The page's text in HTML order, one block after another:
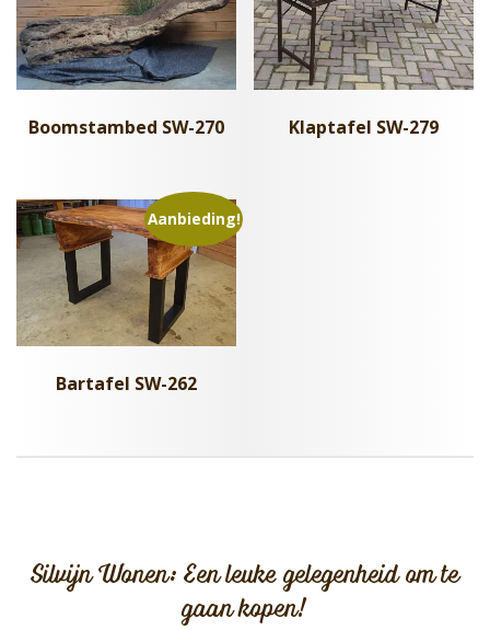
Boomstambed SW-270 Klaptafel SW-279
Aanbieding!
Bartafel SW-262
Silvijn Wonen: Een leuke gelegenheid om te
gaan kopen!